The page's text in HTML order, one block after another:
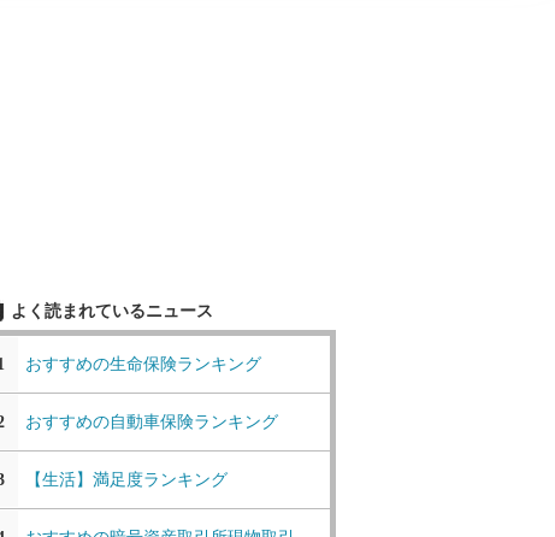
よく読まれているニュース
おすすめの生命保険ランキング
おすすめの自動車保険ランキング
【生活】満足度ランキング